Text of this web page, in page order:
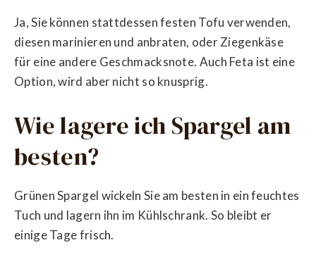
Ja, Sie können stattdessen festen Tofu verwenden,
diesen marinieren und anbraten, oder Ziegenkäse
für eine andere Geschmacksnote. Auch Feta ist eine
Option, wird aber nicht so knusprig.
Wie lagere ich Spargel am
besten?
Grünen Spargel wickeln Sie am besten in ein feuchtes
Tuch und lagern ihn im Kühlschrank. So bleibt er
einige Tage frisch.